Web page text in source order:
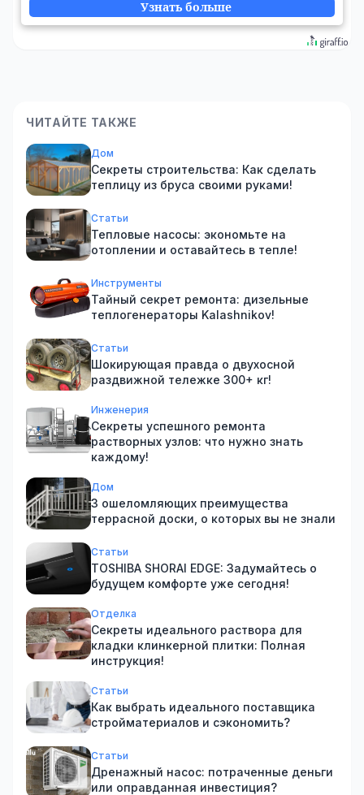
ЧИТАЙТЕ ТАКЖЕ
Дом
Секреты строительства: Как сделать
теплицу из бруса своими руками!
Статьи
Тепловые насосы: экономьте на
отоплении и оставайтесь в тепле!
Инструменты
Тайный секрет ремонта: дизельные
теплогенераторы Kalashnikov!
Статьи
Шокирующая правда о двухосной
раздвижной тележке 300+ кг!
Инженерия
Секреты успешного ремонта
растворных узлов: что нужно знать
каждому!
Дом
3 ошеломляющих преимущества
террасной доски, о которых вы не знали
Статьи
TOSHIBA SHORAI EDGE: Задумайтесь о
будущем комфорте уже сегодня!
Отделка
Секреты идеального раствора для
кладки клинкерной плитки: Полная
инструкция!
Статьи
Как выбрать идеального поставщика
стройматериалов и сэкономить?
Статьи
Дренажный насос: потраченные деньги
или оправданная инвестиция?
Узнать больше